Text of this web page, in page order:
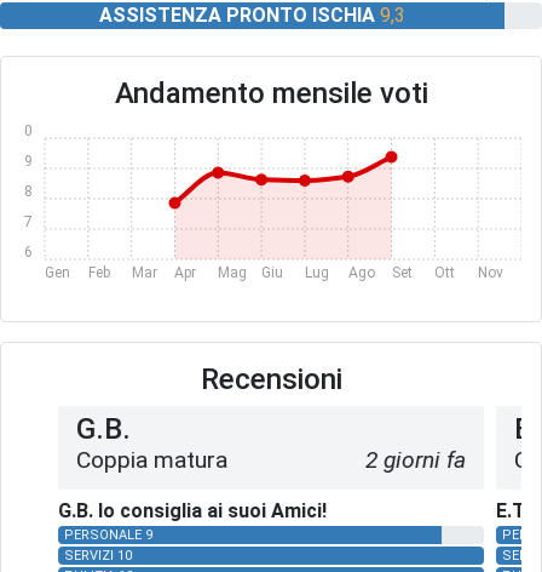
ASSISTENZA PRONTO ISCHIA 9,3
Andamento mensile voti
Gen Feb Mar Apr Mag Giu Lug Ago Set Ott Nov
6
7
8
9
10
Recensioni
G.B.
Coppia matura 2 giorni fa
G.B. lo consiglia ai suoi Amici!
PERSONALE 9
SERVIZI 10
E.T.